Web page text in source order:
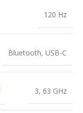
120 Hz
Bluetooth, USB-C
3, 63 GHz